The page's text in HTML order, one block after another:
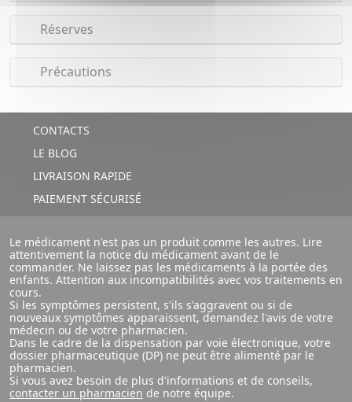
Réserves
Précautions
CONTACTS
LE BLOG
LIVRAISON RAPIDE
PAIEMENT SÉCURISÉ
Le médicament n'est pas un produit comme les autres. Lire
attentivement la notice du médicament avant de le
commander. Ne laissez pas les médicaments à la portée des
enfants. Attention aux incompatibilités avec vos traitements en
cours.
Si les symptômes persistent, s'ils s'aggravent ou si de
nouveaux symptômes apparaissent, demandez l'avis de votre
médecin ou de votre pharmacien.
Dans le cadre de la dispensation par voie électronique, votre
dossier pharmaceutique (DP) ne peut être alimenté par le
pharmacien.
Si vous avez besoin de plus d'informations et de conseils,
contacter un pharmacien de notre équipe.